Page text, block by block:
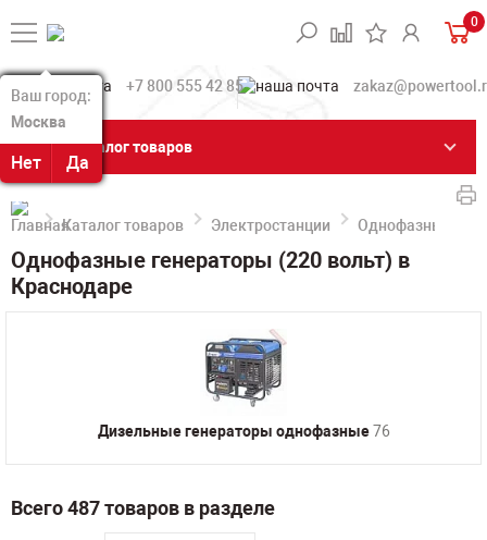
Ваш город:
Москва
Нет Да
Ваш город:
Москва
Нет Да
0
+7 800 555 42 85
Каталог товаров
Каталог товаров Электростанции Однофазные
Однофазные генераторы (220 вольт) в
Краснодаре
Дизельные генераторы однофазные76
Всего 487 товаров в разделе